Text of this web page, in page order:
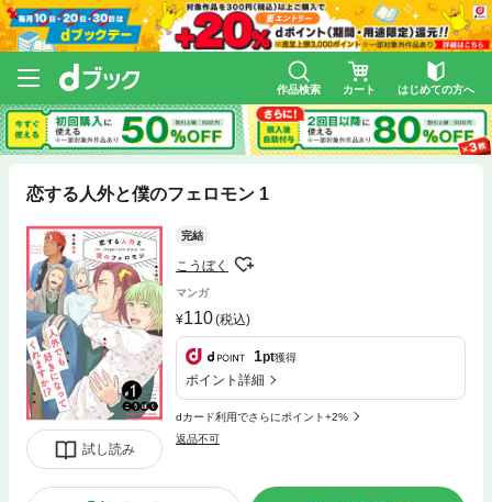
作品検索 カート はじめての方へ
恋する人外と僕のフェロモン 1
試し読み
完結
こうぼく
マンガ
110(税込)
1pt獲得
ポイント詳細
dカード利用でさらにポイント+2%
返品不可